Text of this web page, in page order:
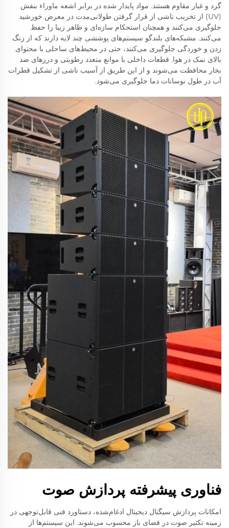
گرد و غبار مقاوم هستند. مواد پایدار شده در برابر اشعه ماوراء بنفش
(UV) از تخریب ناشی از قرار گرفتن طولانی‌مدت در معرض خورشید
جلوگیری می‌کنند و همچنان استحکام سازه‌ای و ظاهر زیبا را حفظ
می‌کنند. مشبکه‌های بلندگو سیستم‌های پوششی چند لایه دارند که از زنگ
زدن و خوردگی جلوگیری می‌کنند، حتی در محیط‌های ساحلی با محتوای
بالای نمک در هوا. قطعات داخلی با موانع متعدد رطوبتی و درزهای ضد
بخار محافظت می‌شوند و از این طریق از آسیب ناشی از تشکیل قطرات
آب در طول نوسانات دما جلوگیری می‌شود.
فناوری پیشرفته پردازش صوت
امکانات پردازش سیگنال دیجیتال ادغام‌شده، دستاورد فنی قابل‌توجهی در
زمینه تکثیر صوت در فضای باز محسوب می‌شوند. این سیستم‌ها از